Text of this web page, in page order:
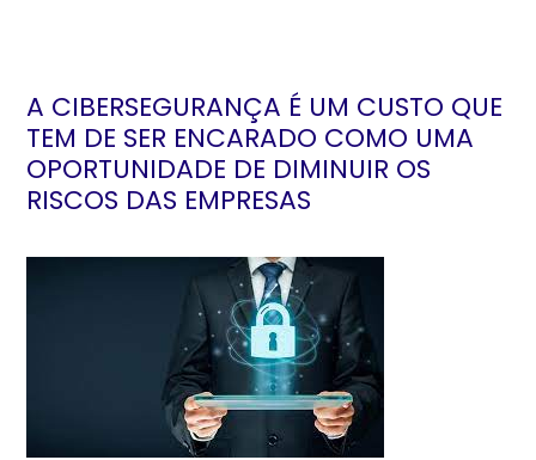
A CIBERSEGURANÇA É UM CUSTO QUE
TEM DE SER ENCARADO COMO UMA
OPORTUNIDADE DE DIMINUIR OS
RISCOS DAS EMPRESAS